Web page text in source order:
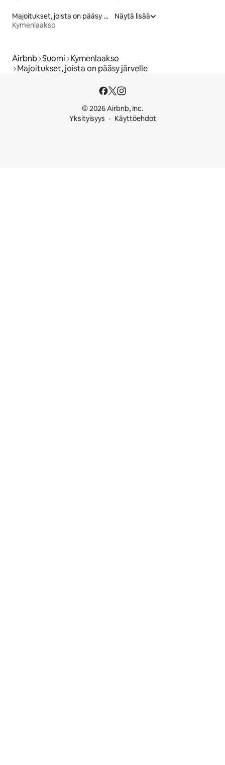
Majoitukset, joista on pääsy rannalle
Kymenlaakso
Näytä lisää
Airbnb Suomi Kymenlaakso
Majoitukset, joista on pääsy järvelle
© 2026 Airbnb, Inc.
Yksityisyys
Käyttöehdot